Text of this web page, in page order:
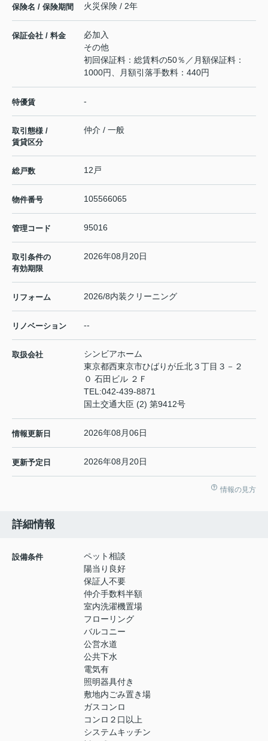
保険名 / 保険期間 火災保険 / 2年
保証会社 / 料金
必加入
その他
初回保証料：総賃料の50％／月額保証料：
1000円、月額引落手数料：440円
特優賃 -
取引態様 /
賃貸区分
仲介 / 一般
総戸数 12戸
物件番号 105566065
管理コード 95016
取引条件の
有効期限
2026年08月20日
リフォーム 2026/8内装クリーニング
リノベーション --
取扱会社
シンビアホーム
東京都西東京市ひばりが丘北３丁目３－２
０ 石田ビル ２Ｆ
TEL:042-439-8871
国土交通大臣 (2) 第9412号
情報更新日 2026年08月06日
更新予定日 2026年08月20日
情報の見方
詳細情報
設備条件
ペット相談
陽当り良好
保証人不要
仲介手数料半額
室内洗濯機置場
フローリング
バルコニー
公営水道
公共下水
電気有
照明器具付き
敷地内ごみ置き場
ガスコンロ
コンロ２口以上
システムキッチン